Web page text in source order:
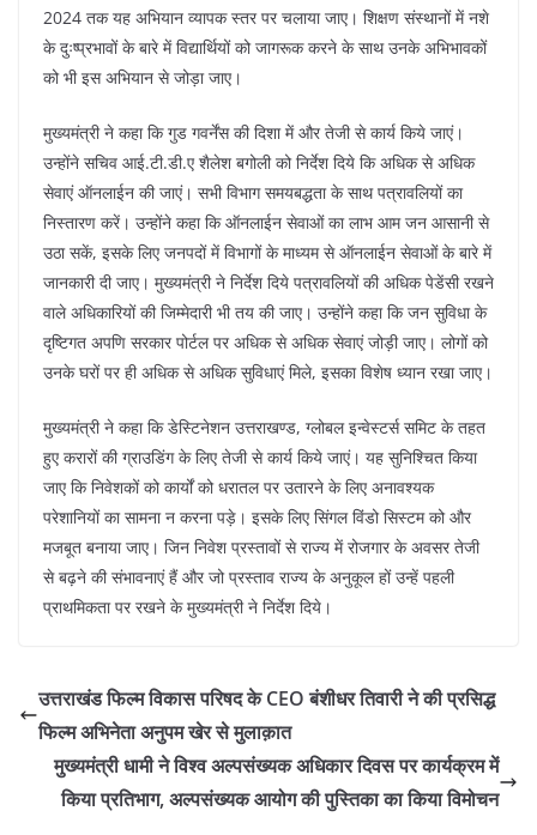
2024 तक यह अभियान व्यापक स्तर पर चलाया जाए। शिक्षण संस्थानों में नशे
के दुःष्प्रभावों के बारे में विद्यार्थियों को जागरूक करने के साथ उनके अभिभावकों
को भी इस अभियान से जोड़ा जाए।
मुख्यमंत्री ने कहा कि गुड गवर्नेंस की दिशा में और तेजी से कार्य किये जाएं।
उन्होंने सचिव आई.टी.डी.ए शैलेश बगोली को निर्देश दिये कि अधिक से अधिक
सेवाएं ऑनलाईन की जाएं। सभी विभाग समयबद्धता के साथ पत्रावलियों का
निस्तारण करें। उन्होंने कहा कि ऑनलाईन सेवाओं का लाभ आम जन आसानी से
उठा सकें, इसके लिए जनपदों में विभागों के माध्यम से ऑनलाईन सेवाओं के बारे में
जानकारी दी जाए। मुख्यमंत्री ने निर्देश दिये पत्रावलियों की अधिक पेडेंसी रखने
वाले अधिकारियों की जिम्मेदारी भी तय की जाए। उन्होंने कहा कि जन सुविधा के
दृष्टिगत अपणि सरकार पोर्टल पर अधिक से अधिक सेवाएं जोड़ी जाए। लोगों को
उनके घरों पर ही अधिक से अधिक सुविधाएं मिले, इसका विशेष ध्यान रखा जाए।
मुख्यमंत्री ने कहा कि डेस्टिनेशन उत्तराखण्ड, ग्लोबल इन्वेस्टर्स समिट के तहत
हुए करारों की ग्राउडिंग के लिए तेजी से कार्य किये जाएं। यह सुनिश्चित किया
जाए कि निवेशकों को कार्यों को धरातल पर उतारने के लिए अनावश्यक
परेशानियों का सामना न करना पड़े। इसके लिए सिंगल विंडो सिस्टम को और
मजबूत बनाया जाए। जिन निवेश प्रस्तावों से राज्य में रोजगार के अवसर तेजी
से बढ़ने की संभावनाएं हैं और जो प्रस्ताव राज्य के अनुकूल हों उन्हें पहली
प्राथमिकता पर रखने के मुख्यमंत्री ने निर्देश दिये।
उत्तराखंड फिल्म विकास परिषद के CEO बंशीधर तिवारी ने की प्रसिद्ध
फिल्म अभिनेता अनुपम खेर से मुलाक़ात
मुख्यमंत्री धामी ने विश्व अल्पसंख्यक अधिकार दिवस पर कार्यक्रम में
किया प्रतिभाग, अल्पसंख्यक आयोग की पुस्तिका का किया विमोचन